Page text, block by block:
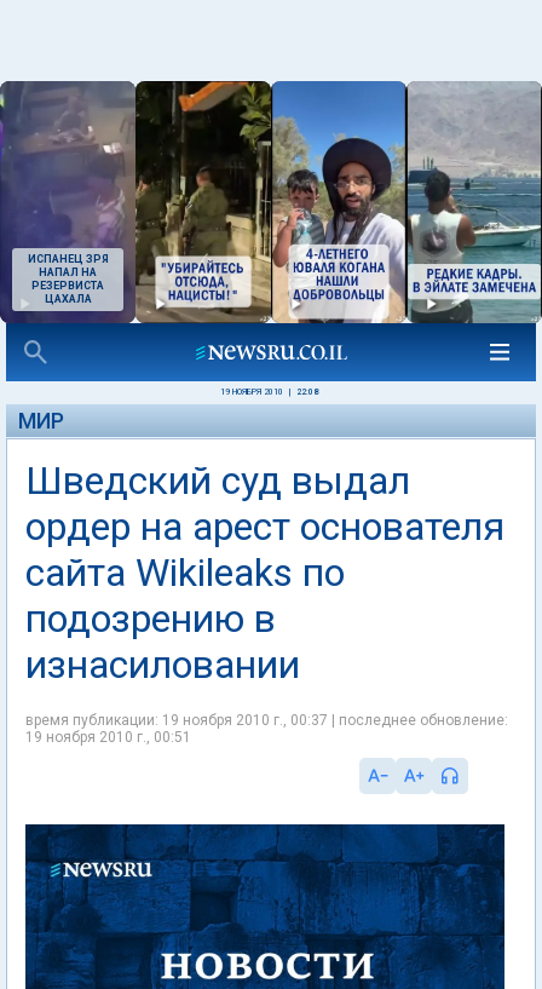
ИСПАНЕЦ ЗРЯ
НАПАЛ НА
РЕЗЕРВИСТА
ЦАХАЛА
19 НОЯБРЯ 2010 22:08
МИР
Шведский суд выдал
ордер на арест основателя
сайта Wikileaks по
подозрению в
изнасиловании
время публикации: 19 ноября 2010 г., 00:37 | последнее обновление:
19 ноября 2010 г., 00:51